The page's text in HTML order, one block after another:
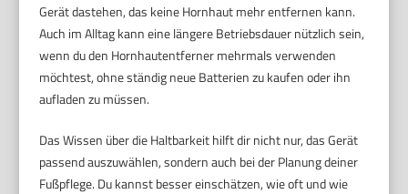
Gerät dastehen, das keine Hornhaut mehr entfernen kann.
Auch im Alltag kann eine längere Betriebsdauer nützlich sein,
wenn du den Hornhautentferner mehrmals verwenden
möchtest, ohne ständig neue Batterien zu kaufen oder ihn
aufladen zu müssen.
Das Wissen über die Haltbarkeit hilft dir nicht nur, das Gerät
passend auszuwählen, sondern auch bei der Planung deiner
Fußpflege. Du kannst besser einschätzen, wie oft und wie